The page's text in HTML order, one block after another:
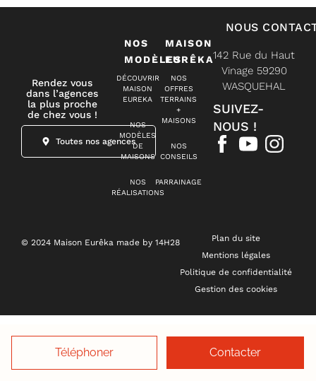
Téléphoner Contacter
Rendez vous
dans l’agences
la plus proche
de chez vous !
Toutes nos agences
NOS
MODÈLES
DÉCOUVRIR
MAISON
EUREKA
NOS
MODÈLES
DE
MAISONS
NOS
RÉALISATIONS
MAISON
EURÊKA
NOS
OFFRES
TERRAINS
+
MAISONS
NOS
CONSEILS
PARRAINAGE
NOUS
142 Rue du Haut
Vinage 59290
WASQUEHAL
SUIVEZ-
NOUS !
© 2024 Maison Eurêka made by 14H28
Plan du site
Mentions légales
Politique de confidentialité
Gestion des cookies